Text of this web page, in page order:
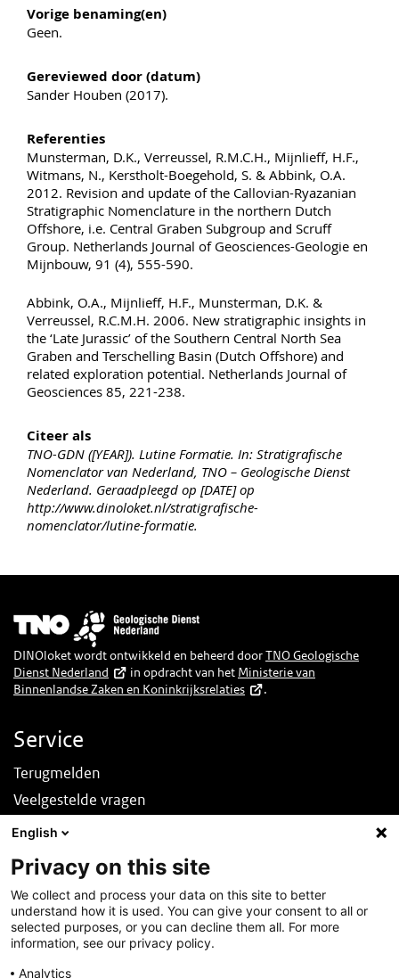
Vorige benaming(en)
Geen.
Gereviewed door (datum)
Sander Houben (2017).
Referenties
Munsterman, D.K., Verreussel, R.M.C.H., Mijnlieff, H.F.,
Witmans, N., Kerstholt-Boegehold, S. & Abbink, O.A.
2012. Revision and update of the Callovian-Ryazanian
Stratigraphic Nomenclature in the northern Dutch
Offshore, i.e. Central Graben Subgroup and Scruff
Group. Netherlands Journal of Geosciences-Geologie en
Mijnbouw, 91 (4), 555-590.
Abbink, O.A., Mijnlieff, H.F., Munsterman, D.K. &
Verreussel, R.C.M.H. 2006. New stratigraphic insights in
the ‘Late Jurassic’ of the Southern Central North Sea
Graben and Terschelling Basin (Dutch Offshore) and
related exploration potential. Netherlands Journal of
Geosciences 85, 221-238.
Citeer als
TNO-GDN ([YEAR]). Lutine Formatie. In: Stratigrafische
Nomenclator van Nederland, TNO – Geologische Dienst
Nederland. Geraadpleegd op [DATE] op
http://www.dinoloket.nl/stratigrafische-
nomenclator/lutine-formatie.
Afbeelding
DINOloket wordt ontwikkeld en beheerd doorTNO Geologische
Dienst Nederland
in opdracht van het Ministerie van
Binnenlandse Zaken en Koninkrijksrelaties
.
Service
Terugmelden
Veelgestelde vragen
Nieuws
English
Over deze site
Over DINOloket
Contact
Disclaimer
English
Privacy on this site
We collect and process your data on this site to better
understand how it is used. You can give your consent to all or
selected purposes, or you can decline them all. For more
information, see our privacy policy.
Analytics